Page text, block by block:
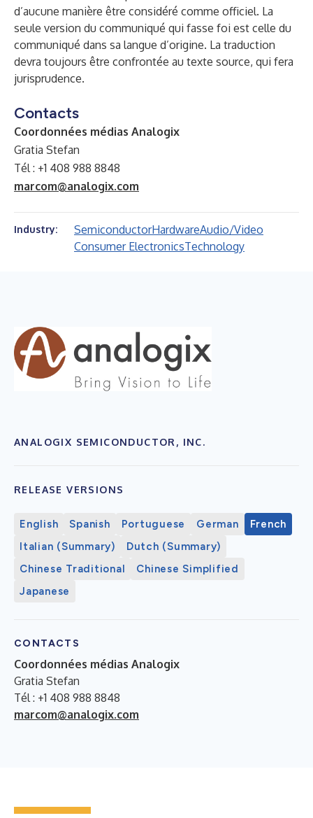
d’aucune manière être considéré comme officiel. La
seule version du communiqué qui fasse foi est celle du
communiqué dans sa langue d’origine. La traduction
devra toujours être confrontée au texte source, qui fera
jurisprudence.
Contacts
Coordonnées médias Analogix
Gratia Stefan
Tél : +1 408 988 8848
marcom@analogix.com
Industry: SemiconductorHardwareAudio/Video
Consumer ElectronicsTechnology
ANALOGIX SEMICONDUCTOR, INC.
RELEASE VERSIONS
English Spanish Portuguese German
French
Italian (Summary)
Dutch (Summary)
Chinese Traditional
Chinese Simplified
Japanese
CONTACTS
Coordonnées médias Analogix
Gratia Stefan
Tél : +1 408 988 8848
marcom@analogix.com